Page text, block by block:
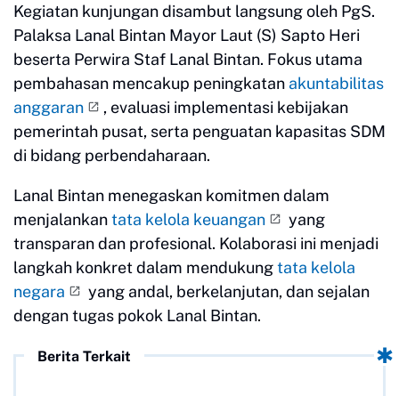
Kegiatan kunjungan disambut langsung oleh PgS.
Palaksa Lanal Bintan Mayor Laut (S) Sapto Heri
beserta Perwira Staf Lanal Bintan. Fokus utama
pembahasan mencakup peningkatan akuntabilitas
anggaran
, evaluasi implementasi kebijakan
pemerintah pusat, serta penguatan kapasitas SDM
di bidang perbendaharaan.
Lanal Bintan menegaskan komitmen dalam
menjalankantata kelola keuangan
yang
transparan dan profesional. Kolaborasi ini menjadi
langkah konkret dalam mendukungtata kelola
negara
yang andal, berkelanjutan, dan sejalan
dengan tugas pokok Lanal Bintan.
Berita Terkait